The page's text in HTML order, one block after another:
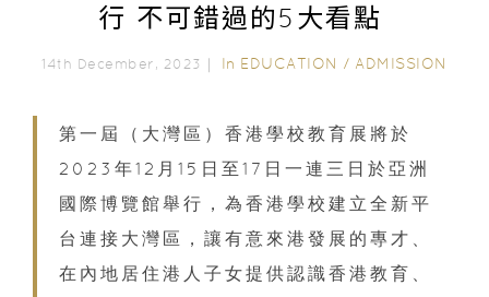
行 不可錯過的5大看點
14th December, 2023｜ In EDUCATION / ADMISSION
第一屆（大灣區）香港學校教育展將於
2023年12月15日至17日一連三日於亞洲
國際博覽館舉行，為香港學校建立全新平
台連接大灣區，讓有意來港發展的專才、
在內地居住港人子女提供認識香港教育、